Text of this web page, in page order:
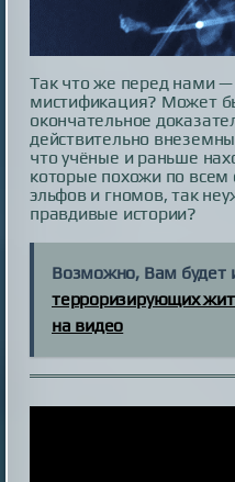
Так что же перед нами —
мистификация? Может
окончательное
действительно
что учёные и раньше
которые похожи по всем
эльфов и гномов, так
правдивые истории?
Возможно, Вам будет
терроризирующих
на видео